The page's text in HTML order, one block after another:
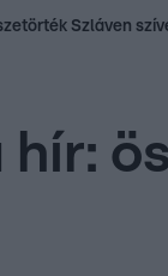
Szláven
hír: